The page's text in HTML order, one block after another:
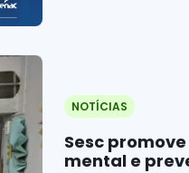
NOTÍCIAS
Sesc
mental e